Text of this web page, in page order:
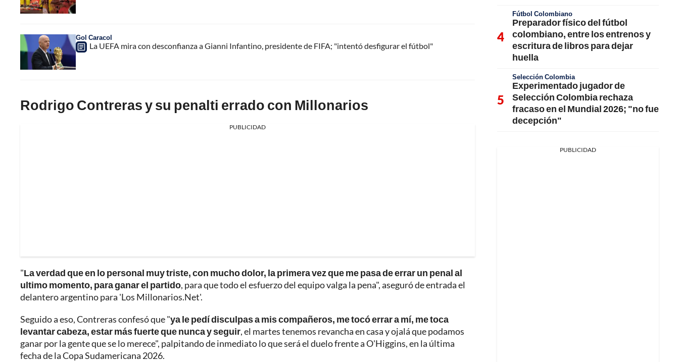
Gol Caracol
La UEFA mira con desconfianza a Gianni Infantino, presidente de FIFA; "intentó desfigurar el fútbol"
Rodrigo Contreras y su penalti errado con Millonarios
PUBLICIDAD
"La verdad que en lo personal muy triste, con mucho dolor, la primera vez que me pasa de errar un penal al
ultimo momento, para ganar el partido, para que todo el esfuerzo del equipo valga la pena", aseguró de entrada el
delantero argentino para 'Los Millonarios.Net'.
Seguido a eso, Contreras confesó que "ya le pedí disculpas a mis compañeros, me tocó errar a mí, me toca
levantar cabeza, estar más fuerte que nunca y seguir, el martes tenemos revancha en casa y ojalá que podamos
ganar por la gente que se lo merece", palpitando de inmediato lo que será el duelo frente a O'Higgins, en la última
fecha de la Copa Sudamericana 2026.
Fútbol Colombiano
Preparador físico del fútbol
colombiano, entre los entrenos y
escritura de libros para dejar
huella
Selección Colombia
Experimentado jugador de
Selección Colombia rechaza
fracaso en el Mundial 2026; "no fue
decepción"
PUBLICIDAD